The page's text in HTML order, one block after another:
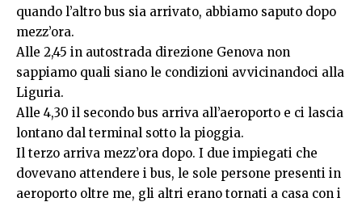
quando l’altro bus sia arrivato, abbiamo saputo dopo
mezz’ora.
Alle 2,45 in autostrada direzione Genova non
sappiamo quali siano le condizioni avvicinandoci alla
Liguria.
Alle 4,30 il secondo bus arriva all’aeroporto e ci lascia
lontano dal terminal sotto la pioggia.
Il terzo arriva mezz’ora dopo. I due impiegati che
dovevano attendere i bus, le sole persone presenti in
aeroporto oltre me, gli altri erano tornati a casa con i